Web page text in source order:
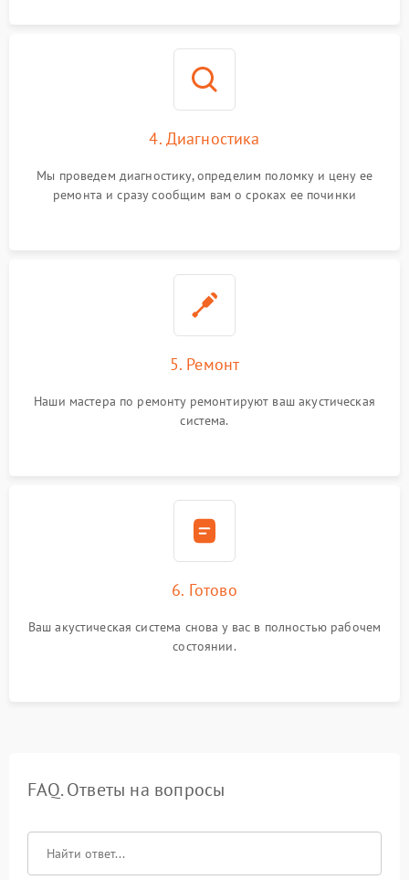
4. Диагностика
Мы проведем диагностику, определим поломку и цену ее
ремонта и сразу сообщим вам о сроках ее починки
5. Ремонт
Наши мастера по ремонту ремонтируют ваш акустическая
система.
6. Готово
Ваш акустическая система снова у вас в полностью рабочем
состоянии.
FAQ. Ответы на вопросы